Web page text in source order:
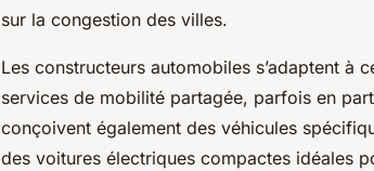
sur la congestion des villes.
Les constructeurs automobiles s’adaptent à
services de mobilité partagée, parfois en
conçoivent également des véhicules
des voitures électriques compactes idéales